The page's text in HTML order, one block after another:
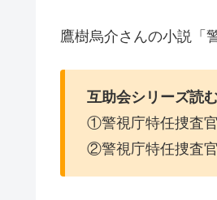
鷹樹烏介さんの小説「
互助会シリーズ読
①警視庁特任捜査
②警視庁特任捜査